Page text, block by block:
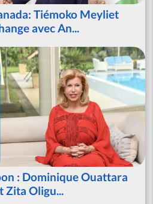
Tiémoko Meyliet
avec An...
: Dominique Ouattara
Zita Oligu...